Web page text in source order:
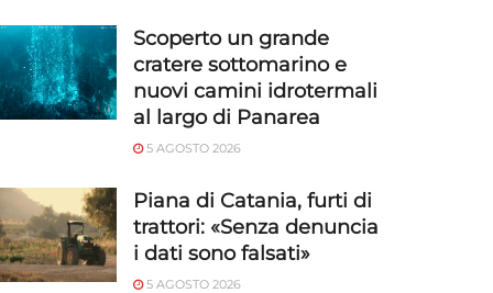
Scoperto un grande
cratere sottomarino e
nuovi camini idrotermali
al largo di Panarea
5 AGOSTO 2026
Piana di Catania, furti di
trattori: «Senza denuncia
i dati sono falsati»
5 AGOSTO 2026